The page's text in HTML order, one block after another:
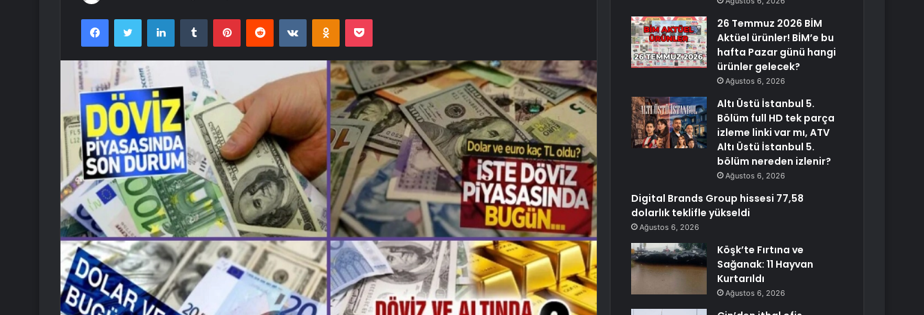
FacebookTwitter LinkedInTumblr PinterestReddit VKontakteOdnoklassniki
Pocket
26 Temmuz 2026 BİM
Aktüel ürünler! BİM’e bu
hafta Pazar günü hangi
ürünler gelecek?
Ağustos 6, 2026
Altı Üstü İstanbul 5.
Bölüm full HD tek parça
izleme linki var mı, ATV
Altı Üstü İstanbul 5.
bölüm nereden izlenir?
Ağustos 6, 2026
Digital Brands Group hissesi 77,58
dolarlık teklifle yükseldi
Ağustos 6, 2026
Köşk’te Fırtına ve
Sağanak: 11 Hayvan
Kurtarıldı
Ağustos 6, 2026